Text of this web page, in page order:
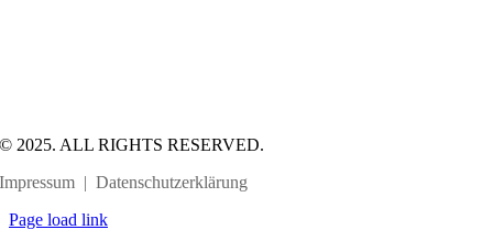
© 2025. ALL RIGHTS RESERVED.
Impressum |Datenschutzerklärung
Page load link